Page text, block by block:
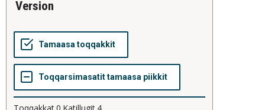
version